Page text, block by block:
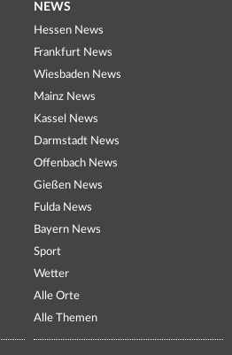
NEWS
Hessen News
Frankfurt News
Wiesbaden News
Mainz News
Kassel News
Darmstadt News
Offenbach News
Gießen News
Fulda News
Bayern News
Sport
Wetter
Alle Orte
Alle Themen